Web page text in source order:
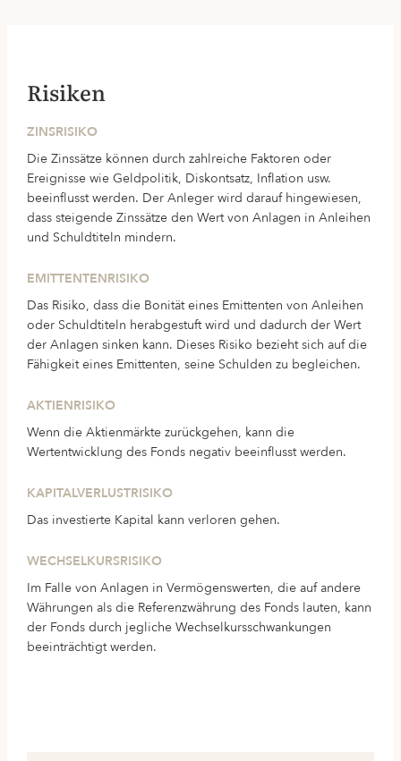
Risiken
ZINSRISIKO
Die Zinssätze können durch zahlreiche Faktoren oder
Ereignisse wie Geldpolitik, Diskontsatz, Inflation usw.
beeinflusst werden. Der Anleger wird darauf hingewiesen,
dass steigende Zinssätze den Wert von Anlagen in Anleihen
und Schuldtiteln mindern.
EMITTENTENRISIKO
Das Risiko, dass die Bonität eines Emittenten von Anleihen
oder Schuldtiteln herabgestuft wird und dadurch der Wert
der Anlagen sinken kann. Dieses Risiko bezieht sich auf die
Fähigkeit eines Emittenten, seine Schulden zu begleichen.
AKTIENRISIKO
Wenn die Aktienmärkte zurückgehen, kann die
Wertentwicklung des Fonds negativ beeinflusst werden.
KAPITALVERLUSTRISIKO
Das investierte Kapital kann verloren gehen.
WECHSELKURSRISIKO
Im Falle von Anlagen in Vermögenswerten, die auf andere
Währungen als die Referenzwährung des Fonds lauten, kann
der Fonds durch jegliche Wechselkursschwankungen
beeinträchtigt werden.